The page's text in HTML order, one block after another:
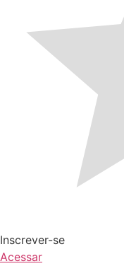
Inscrever-se
Acessar